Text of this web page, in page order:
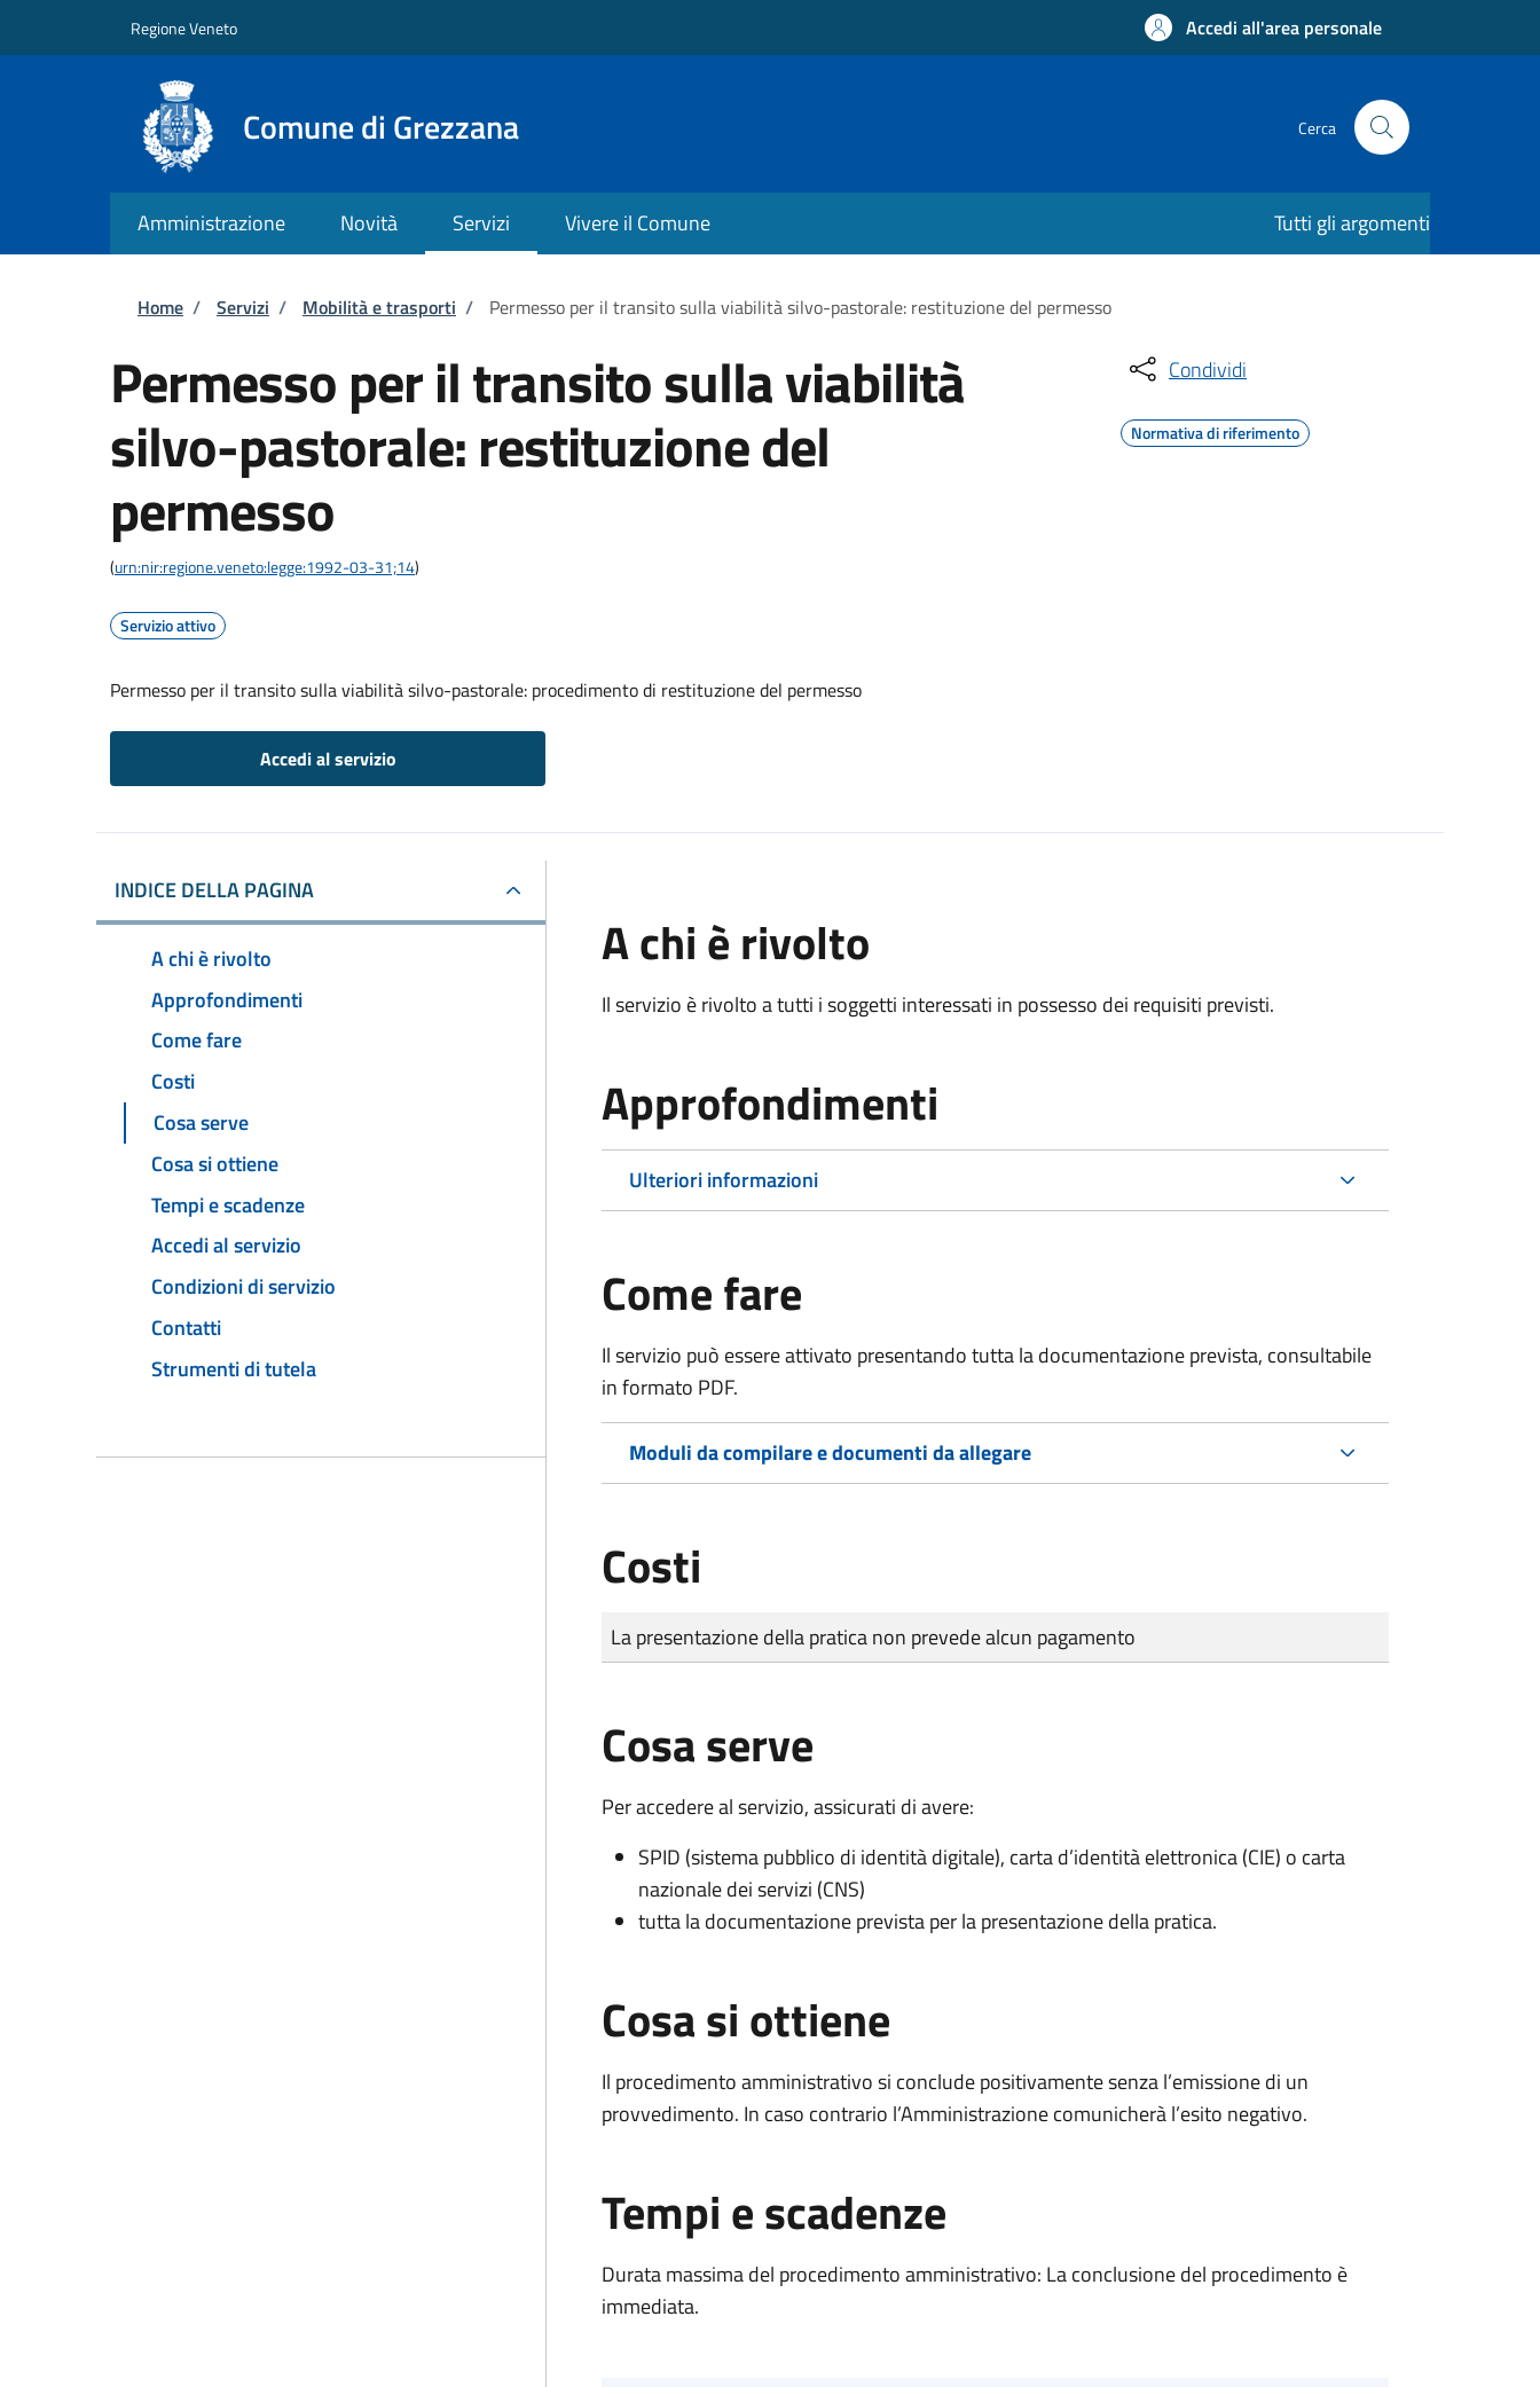
Regione Veneto Accedi all'area personale
Comune di Grezzana Cerca
Amministrazione Novità Servizi Vivere il Comune Tutti gli argomenti
Briciole di pane
Home / Servizi / Mobilità e trasporti / Permesso per il transito sulla viabilità silvo-pastorale: restituzione del permesso
Permesso per il transito sulla viabilità
silvo-pastorale: restituzione del
permesso
(urn:nir:regione.veneto:legge:1992-03-31;14)
Servizio attivo
Permesso per il transito sulla viabilità silvo-pastorale: procedimento di restituzione del permesso
Accedi al servizio
Condividi
Normativa di riferimento
INDICE DELLA PAGINA
A chi è rivolto
Approfondimenti
Come fare
Costi
Cosa serve
Cosa si ottiene
Tempi e scadenze
Accedi al servizio
Condizioni di servizio
Contatti
Strumenti di tutela
A chi è rivolto
Il servizio è rivolto a tutti i soggetti interessati in possesso dei requisiti previsti.
Approfondimenti
Ulteriori informazioni
Come fare
Il servizio può essere attivato presentando tutta la documentazione prevista, consultabile
in formato PDF.
Moduli da compilare e documenti da allegare
Costi
Tipo di pagamento
Importo
La presentazione della pratica non prevede alcun pagamento
Cosa serve
Per accedere al servizio, assicurati di avere:
SPID (sistema pubblico di identità digitale), carta d’identità elettronica (CIE) o carta
nazionale dei servizi (CNS)
tutta la documentazione prevista per la presentazione della pratica.
Cosa si ottiene
Il procedimento amministrativo si conclude positivamente senza l’emissione di un
provvedimento. In caso contrario l’Amministrazione comunicherà l’esito negativo.
Tempi e scadenze
Durata massima del procedimento amministrativo: La conclusione del procedimento è
immediata.